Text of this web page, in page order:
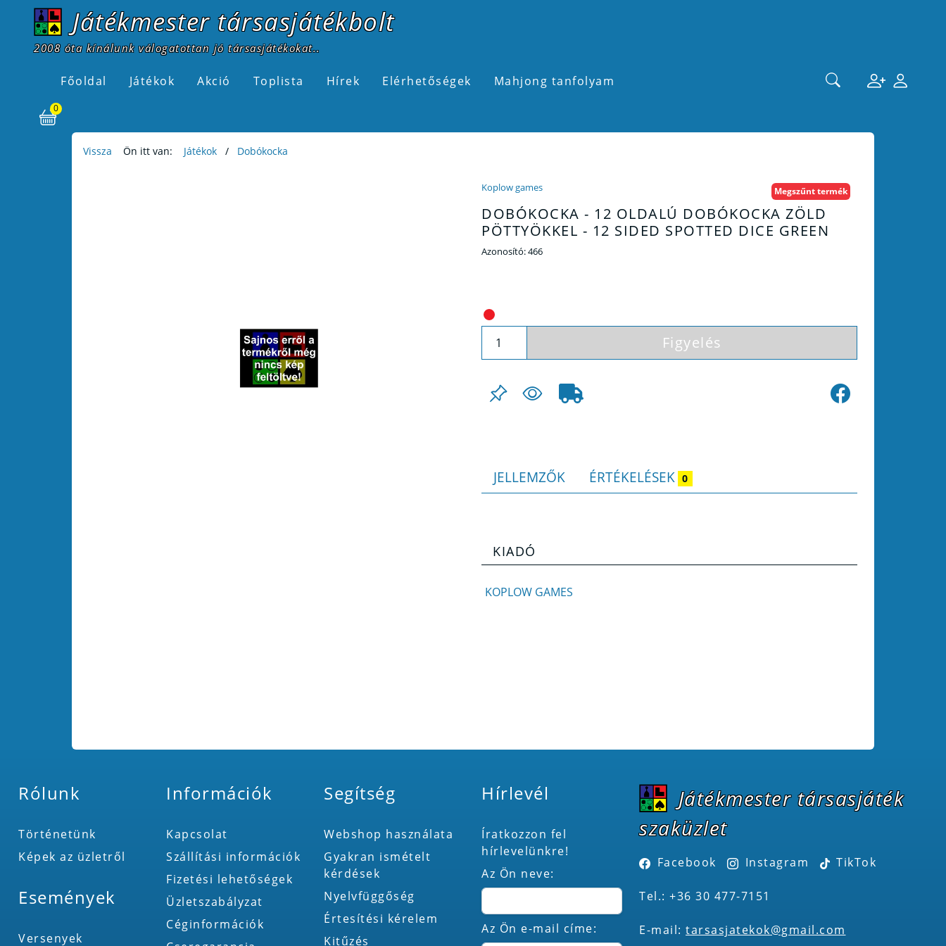
Játékmester társasjátékbolt
2008 óta kínálunk válogatottan jó társasjátékokat..
Főoldal Játékok Akció Toplista Hírek Elérhetőségek Mahjong tanfolyam
0
Vissza Ön itt van: Játékok Dobókocka
Koplow games
DOBÓKOCKA - 12 OLDALÚ DOBÓKOCKA ZÖLD
PÖTTYÖKKEL - 12 SIDED SPOTTED DICE GREEN
Azonosító:466
Megszűnt termék
Figyelés
JELLEMZŐK ÉRTÉKELÉSEK 0
KIADÓ
KOPLOW GAMES
Rólunk
Történetünk
Képek az üzletről
Események
Versenyek
Információk
Kapcsolat
Szállítási információk
Fizetési lehetőségek
Üzletszabályzat
Céginformációk
Segítség
Webshop használata
Gyakran ismételt
kérdések
Nyelvfüggőség
Értesítési kérelem
Kitűzés
Hírlevél
Íratkozzon fel
hírlevelünkre!
Az Ön neve:
Az Ön e-mail címe:
Játékmester társasjáték
szaküzlet
Facebook Instagram TikTok
Tel.: +36 30 477-7151
E-mail: tarsasjatekok@gmail.com